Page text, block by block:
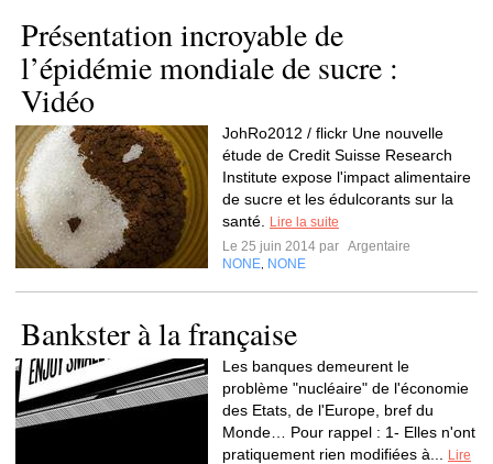
Présentation incroyable de
l’épidémie mondiale de sucre :
Vidéo
JohRo2012 / flickr Une nouvelle
étude de Credit Suisse Research
Institute expose l'impact alimentaire
de sucre et les édulcorants sur la
santé.
Lire la suite
Le 25 juin 2014 par Argentaire
NONE NONE
Bankster à la française
Les banques demeurent le
problème "nucléaire" de l'économie
des Etats, de l'Europe, bref du
Monde… Pour rappel : 1- Elles n'ont
pratiquement rien modifiées à...
Lire